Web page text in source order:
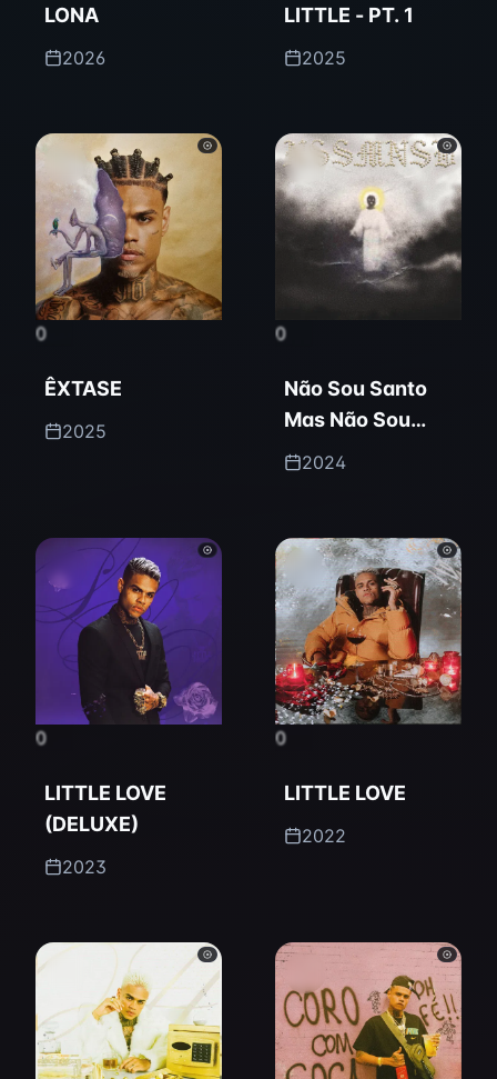
LONA
2026
LITTLE - PT. 1
2025
0
ÊXTASE
2025
0
Não Sou Santo
Mas Não Sou
Bandido
2024
0
LITTLE LOVE
(DELUXE)
2023
0
LITTLE LOVE
2022